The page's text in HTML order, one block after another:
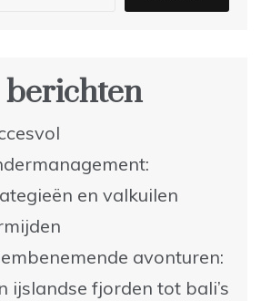
berichten
en valkuilen
avonturen:
ijslandse fjorden tot bali’s